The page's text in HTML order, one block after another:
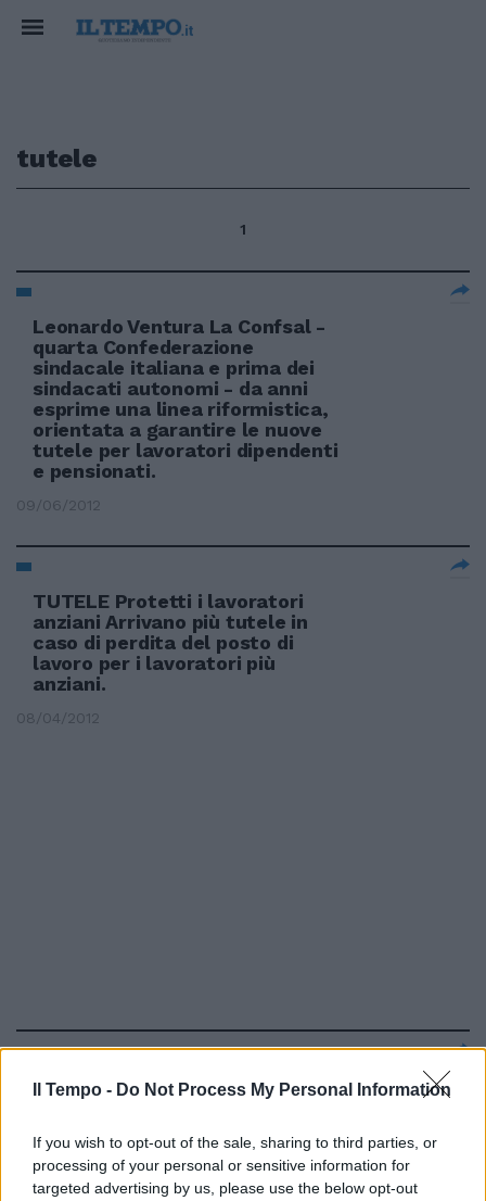
Il Tempo - Do Not Process My Personal Information
If you wish to opt-out of the sale, sharing to third parties, or
processing of your personal or sensitive information for
targeted advertising by us, please use the below opt-out
tutele
1
Leonardo Ventura La Confsal -
quarta Confederazione
sindacale italiana e prima dei
sindacati autonomi - da anni
esprime una linea riformistica,
orientata a garantire le nuove
tutele per lavoratori dipendenti
e pensionati.
09/06/2012
TUTELE Protetti i lavoratori
anziani Arrivano più tutele in
caso di perdita del posto di
lavoro per i lavoratori più
anziani.
08/04/2012
Più tutele pensionistiche per i
giovani professionisti
27/11/2010